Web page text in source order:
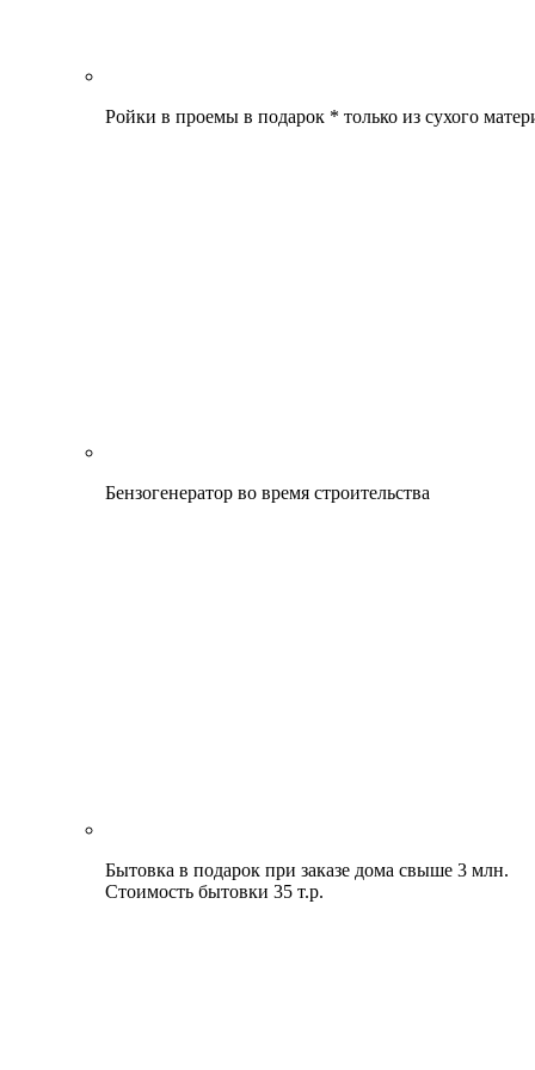
Ройки в проемы в подарок * только из сухого
Бензогенератор во время строительства
Бытовка в подарок при заказе дома свыше 3 млн.
Стоимость бытовки 35 т.р.